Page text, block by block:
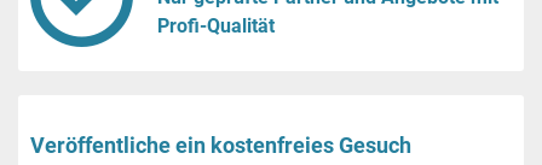
Profi-Qualität
Veröffentliche ein kostenfreies Gesuch